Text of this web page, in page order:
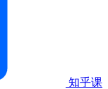
知乎课